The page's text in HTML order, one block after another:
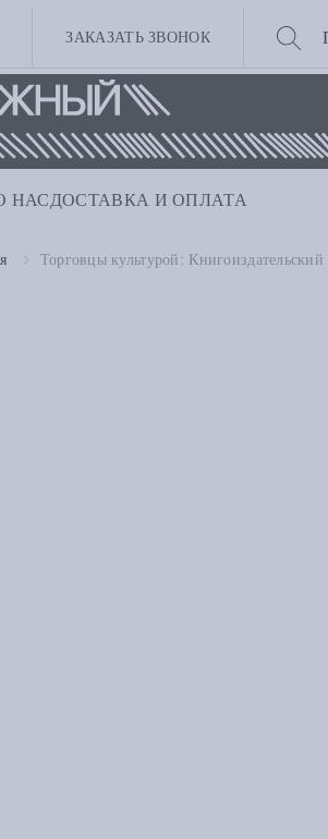
ЗАКАЗАТЬ ЗВОНОК
НАС ДОСТАВКА И ОПЛАТА
Торговцы культурой: